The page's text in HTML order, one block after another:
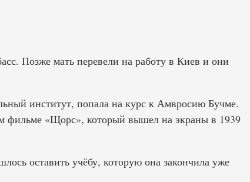
Позже мать перевели на работу в Киев и они
институт, попала на курс к Амвросию Бучме.
фильме «Щорс», который вышел на экраны в 1939
оставить учёбу, которую она закончила уже